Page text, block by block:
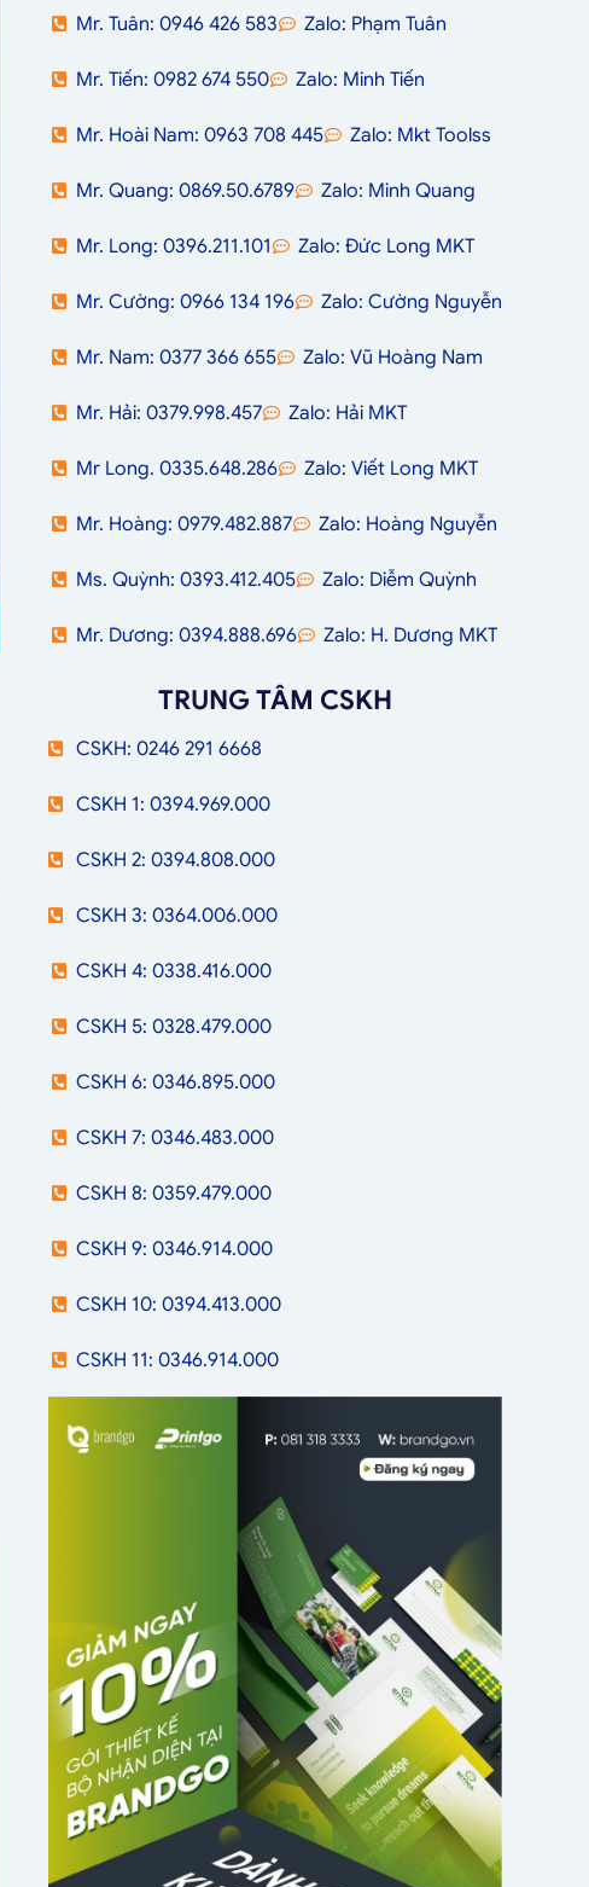
Mr. Tuân: 0946 426 583 Zalo: Phạm Tuân
Mr. Tiến: 0982 674 550 Zalo: Minh Tiến
Mr. Hoài Nam: 0963 708 445 Zalo: Mkt Toolss
Mr. Quang: 0869.50.6789 Zalo: Minh Quang
Mr. Long: 0396.211.101 Zalo: Đức Long MKT
Mr. Cường: 0966 134 196 Zalo: Cường Nguyễn
Mr. Nam: 0377 366 655 Zalo: Vũ Hoàng Nam
Mr. Hải: 0379.998.457 Zalo: Hải MKT
Mr Long. 0335.648.286 Zalo: Viết Long MKT
Mr. Hoàng: 0979.482.887 Zalo: Hoàng Nguyễn
Ms. Quỳnh: 0393.412.405 Zalo: Diễm Quỳnh
Mr. Dương: 0394.888.696 Zalo: H. Dương MKT
TRUNG TÂM CSKH
CSKH: 0246 291 6668
CSKH 1: 0394.969.000
CSKH 2: 0394.808.000
CSKH 3: 0364.006.000
CSKH 4: 0338.416.000
CSKH 5: 0328.479.000
CSKH 6: 0346.895.000
CSKH 7: 0346.483.000
CSKH 8: 0359.479.000
CSKH 9: 0346.914.000
CSKH 10: 0394.413.000
CSKH 11: 0346.914.000